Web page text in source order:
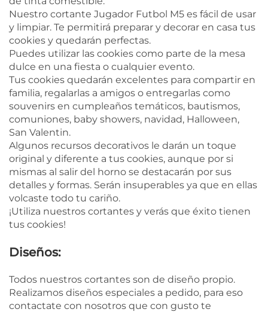
Nuestro cortante Jugador Futbol M5 es fácil de usar
y limpiar. Te permitirá preparar y decorar en casa tus
cookies y quedarán perfectas.
Puedes utilizar las cookies como parte de la mesa
dulce en una fiesta o cualquier evento.
Tus cookies quedarán excelentes para compartir en
familia, regalarlas a amigos o entregarlas como
souvenirs en cumpleaños temáticos, bautismos,
comuniones, baby showers, navidad, Halloween,
San Valentin.
Algunos recursos decorativos le darán un toque
original y diferente a tus cookies, aunque por si
mismas al salir del horno se destacarán por sus
detalles y formas. Serán insuperables ya que en ellas
volcaste todo tu cariño.
¡Utiliza nuestros cortantes y verás que éxito tienen
tus cookies!
Diseños:
Todos nuestros cortantes son de diseño propio.
Realizamos diseños especiales a pedido, para eso
contactate con nosotros que con gusto te